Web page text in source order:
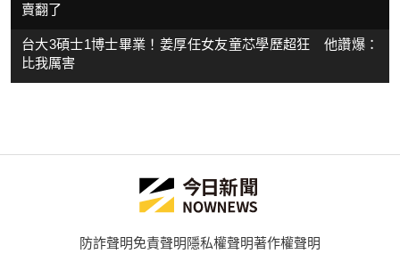
賣翻了
台大3碩士1博士畢業！姜厚任女友童芯學歷超狂 他讚爆：
比我厲害
防詐聲明免責聲明隱私權聲明著作權聲明